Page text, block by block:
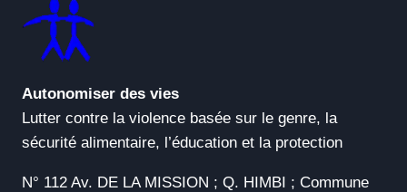
Autonomiser des vies
Lutter contre la violence basée sur le genre, la
sécurité alimentaire, l’éducation et la protection
N° 112 Av. DE LA MISSION ; Q. HIMBI ; Commune